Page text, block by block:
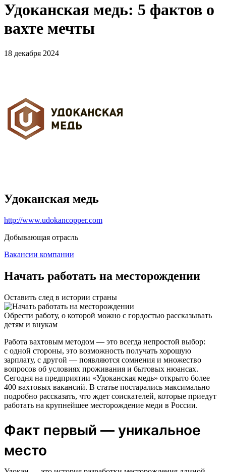
Удоканская медь: 5 фактов о
вахте мечты
18 декабря 2024
Удоканская медь
http://www.udokancopper.com
Добывающая отрасль
Вакансии компании
Начать работать на месторождении
Оставить след в истории страны
Обрести работу, о которой можно с гордостью рассказывать
детям и внукам
Работа вахтовым методом — это всегда непростой выбор:
с одной стороны, это возможность получать хорошую
зарплату, с другой — появляются сомнения и множество
вопросов об условиях проживания и бытовых нюансах.
Сегодня на предприятии «Удоканская медь» открыто более
400 вахтовых вакансий. В статье постарались максимально
подробно рассказать, что ждет соискателей, которые приедут
работать на крупнейшее месторождение меди в России.
Факт первый — уникальное
место